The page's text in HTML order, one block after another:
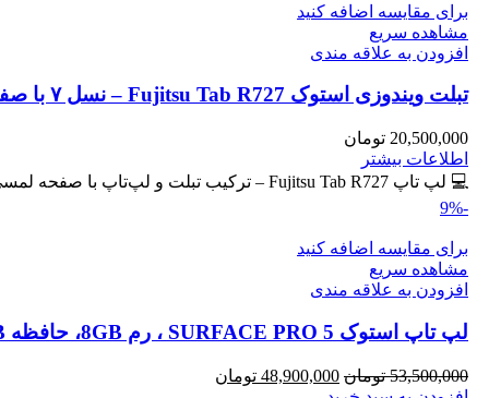
برای مقایسه اضافه کنید
مشاهده سریع
افزودن به علاقه مندی
تبلت ویندوزی استوک Fujitsu Tab R727 – نسل ۷ با صفحه لمسی IPS
20,500,000 تومان
اطلاعات بیشتر
💻 لپ تاپ Fujitsu Tab R727 – ترکیب تبلت و لپ‌تاپ با صفحه لمسی IPS 🔖 کد محصول: #40765 💎
-9%
برای مقایسه اضافه کنید
مشاهده سریع
افزودن به علاقه مندی
لپ تاپ استوک SURFACE PRO 5 ، رم 8GB، حافظه 256GB
53,500,000 تومان قیمت
48,900,000 تومان